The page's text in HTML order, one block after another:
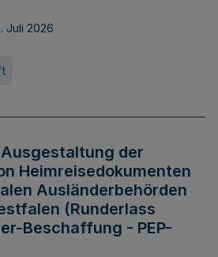
Juli 2026
der
Heimreisedokumenten
Ausländerbehörden
(Runderlass
Beschaffung - PEP-